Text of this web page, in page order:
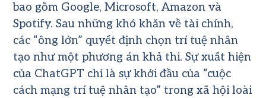
bao gồm Google, Microsoft, Amazon và
Spotify. Sau những khó khăn về tài chính,
các “ông lớn” quyết định chọn trí tuệ nhân
tạo như một phương án khả thi. Sự xuất hiện
của ChatGPT chỉ là sự khởi đầu của “cuộc
cách mạng trí tuệ nhân tạo” trong xã hội loài